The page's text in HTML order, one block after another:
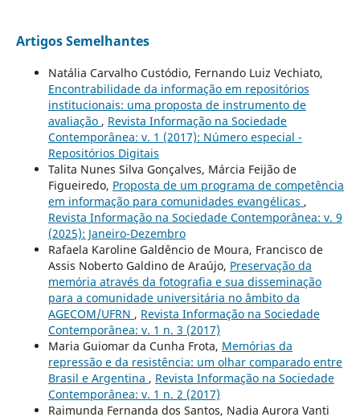
Artigos Semelhantes
Natália Carvalho Custódio, Fernando Luiz Vechiato,
Encontrabilidade da informação em repositórios
institucionais: uma proposta de instrumento de
avaliação , Revista Informação na Sociedade
Contemporânea: v. 1 (2017): Número especial -
Repositórios Digitais
Talita Nunes Silva Gonçalves, Márcia Feijão de
Figueiredo, Proposta de um programa de competência
em informação para comunidades evangélicas ,
Revista Informação na Sociedade Contemporânea: v. 9
(2025): Janeiro-Dezembro
Rafaela Karoline Galdêncio de Moura, Francisco de
Assis Noberto Galdino de Araújo, Preservação da
memória através da fotografia e sua disseminação
para a comunidade universitária no âmbito da
AGECOM/UFRN , Revista Informação na Sociedade
Contemporânea: v. 1 n. 3 (2017)
Maria Guiomar da Cunha Frota, Memórias da
repressão e da resistência: um olhar comparado entre
Brasil e Argentina , Revista Informação na Sociedade
Contemporânea: v. 1 n. 2 (2017)
Raimunda Fernanda dos Santos, Nadia Aurora Vanti